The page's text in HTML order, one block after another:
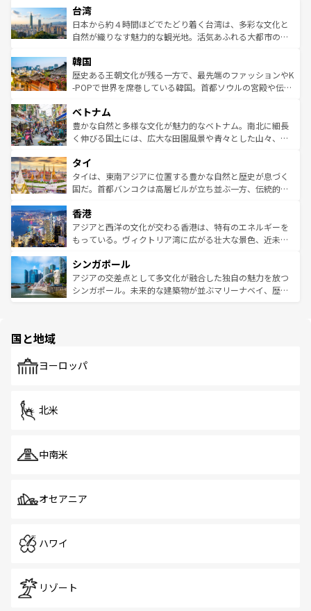
ならではの贅沢な旅のスタイルだ。 なお、新着のアメリカ
情報はコンテンツ一覧を参照してほしい。
れるおもてなしの心で訪れる人々を迎えてくれるハワイの
人々、おいしいローカルフードやハワイアンミュージッ
ク、伝統的なフラダンスなど、すべてがハワイの魅力を彩
ワイを、存分に味わってほしい。 なお、新着のハワイ情報
はコンテンツ一覧を参照してほしい。
リアリーフや大陸中央部にそびえるウルル（エアーズロッ
ク）、タスマニアの美しい原生林やケアンズの熱帯雨林な
ど、見どころがたくさん。また、カフェやワイン、オージ
いる。アクティビティも充実しており、サーフィンやダイ
ビング、ハイキングなど、アウトドア好きにはたまらな
い。オーストラリアの多彩な魅力を存分に味わいつくそ
参照してほしい。
台湾
日本から約４時間ほどでたどり着く台湾は、多彩な文化と
自然が織りなす魅力的な観光地。活気あふれる大都市の台
ン）、静ひつな山岳地帯である台湾東部など、都市の喧騒
と山間の静けさが共存しており、訪れる人に新しい発見と
驚きをもたらしてくれる。また、奥深い台湾の食文化も魅
容にもいいと評判のスイーツなど、バラエティ豊かな料理
が味わえる。 なお、新着の台湾情報は コンテンツ一覧を参
照してほしい。
韓国
歴史ある王朝文化が残る一方で、最先端のファッションやK
-POPで世界を席巻している韓国。首都ソウルの宮殿や伝統
き、地方に足を延ばせば四季折々の自然美を楽しむことが
できる。そして、キムチや焼肉、絶品のストリートフード
まで、さまざまな韓国料理が待っている。夜には、韓国な
リティに包まれながら、韓国の多彩な魅力を心ゆくまで味
わってみてほしい。 なお、新着の韓国情報はコンテンツ一
覧を参照してほしい。
ベトナム
豊かな自然と多様な文化が魅力的なベトナム。南北に細長
く伸びる国土には、広大な田園風景や青々とした山々、世
急速な発展と共に伝統が息づく。ハノイの古い町並みやホ
ーチミン市のフランス統治時代の建物も、独特の雰囲気を
醸し出している。また、バラエティの豊かさとおいしさで
とつ。フォーやバインミー、ベトナムコーヒーなどは、ぜ
ひ現地で味わいたい。どの地域を訪れてもあたたかい人々
が旅行者を迎えてくれるので、きっと忘れられない旅にな
参照してほしい。
タイ
タイは、東南アジアに位置する豊かな自然と歴史が息づく
国だ。首都バンコクは高層ビルが立ち並ぶ一方、伝統的な
の活気が交差している。北部ではチェンマイなどの山岳地
帯で自然と触れ合い、南部ではプーケットやクラビの美し
いビーチでリゾート気分を楽しむことができる。タイ料理
激する。気候は一年中温暖で、どの季節にも異なる楽しみ
が待っている。親しみやすいタイの人々、仏教を中心とし
た文化、そして多様な観光資源が、訪れる旅人を魅了し続
香港
アジアと西洋の文化が交わる香港は、特有のエネルギーを
もっている。ヴィクトリア湾に広がる壮大な景色、近未来
み、どこを訪れても感動するはず。観光スポットが密集し
ており、効率よく見どころを回れるのも魅力。息をのむよ
うな絶景から文化的な体験まで、香港を存分に楽しみ尽く
シンガポール
アジアの交差点として多文化が融合した独自の魅力を放つ
シンガポール。未来的な建築物が並ぶマリーナベイ、歴史
で、ホーカーズは地元の風情を楽しめる外せないスポット
国と地域
ヨーロッパ
北米
中南米
オセアニア
ハワイ
リゾート